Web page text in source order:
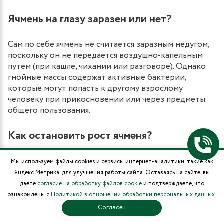
Ячмень на глазу заразен или нет?
Сам по себе ячмень не считается заразным недугом,
поскольку он не передается воздушно-капельным
путем (при кашле, чихании или разговоре). Однако
гнойные массы содержат активные бактерии,
которые могут попасть к другому взрослому
человеку при прикосновении или через предметы
общего пользования.
Как остановить рост ячменя?
На начальном этапе заболевания ячмень можно
прижечь спиртом (очень аккуратно!) или
использовать сухое тепло. Немедленное
применение антибактериальных капель также
помогает купировать воспаление и не дать гнойнику
Мы используем файлы cookies и сервисы интернет-аналитики, такие как
Яндекс.Метрика, для улучшения работы сайта. Оставаясь на сайте, вы
даете согласие на обработку файлов cookieи подтверждаете, что
ознакомлены сПолитикой в отношении обработки персональных данных.
Согласен